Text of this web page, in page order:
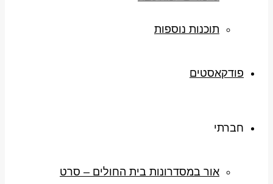
תוכנות נוספות
פודקאסטים
חברתי
אור במסדרונות בית החולים – סרט